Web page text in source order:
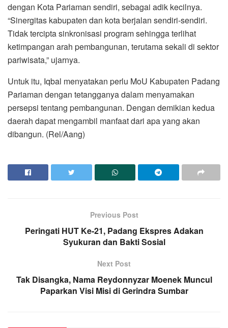
dengan Kota Pariaman sendiri, sebagai adik kecilnya.
“Sinergitas kabupaten dan kota berjalan sendiri-sendiri.
Tidak tercipta sinkronisasi program sehingga terlihat
ketimpangan arah pembangunan, terutama sekali di sektor
pariwisata,” ujarnya.
Untuk itu, Iqbal menyatakan perlu MoU Kabupaten Padang
Pariaman dengan tetangganya dalam menyamakan
persepsi tentang pembangunan. Dengan demikian kedua
daerah dapat mengambil manfaat dari apa yang akan
dibangun. (Rel/Aang)
Previous Post
Peringati HUT Ke-21, Padang Ekspres Adakan
Syukuran dan Bakti Sosial
Next Post
Tak Disangka, Nama Reydonnyzar Moenek Muncul
Paparkan Visi Misi di Gerindra Sumbar